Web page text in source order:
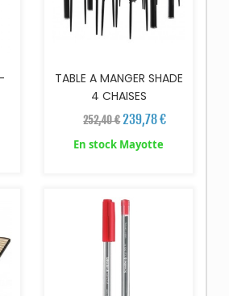
TABLE A MANGER SHADE
4 CHAISES
252,40 €239,78 €
En stock Mayotte
AJOUTER AU PANIER